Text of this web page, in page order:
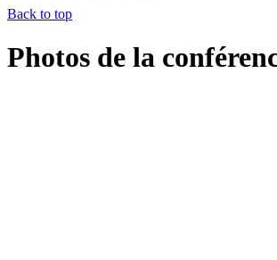
Back to top
Photos de la